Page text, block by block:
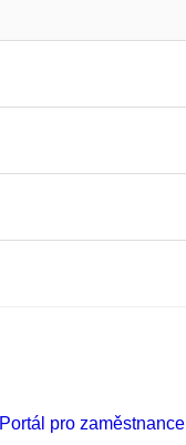
Portál pro zaměstnance